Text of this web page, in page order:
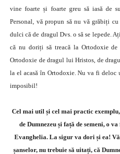
vine foarte și foarte greu să iasă de
Personal, vă propun să nu vă grăbiți
dulci că de dragul Dvs. o să se lepede.
că nu doriți să treacă la Ortodoxie
Ortodoxie de dragul lui Hristos, de
la el acasă în Ortodoxie. Nu va fi deloc
imposibil!
Cel mai util și cel mai practic
de Dumnezeu și față de semeni, o
Evanghelia. La sigur va dori și ea!
șanselor, nu trebuie să uitați, că